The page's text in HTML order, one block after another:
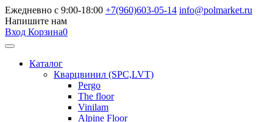
Ежедневно с 9:00-18:00 +7(960)603-05-14 info@polmarket.ru
Напишите нам
Вход Корзина0
Каталог
Кварцвинил (SPC,LVT)
Pergo
The floor
Vinilam
Alpine Floor